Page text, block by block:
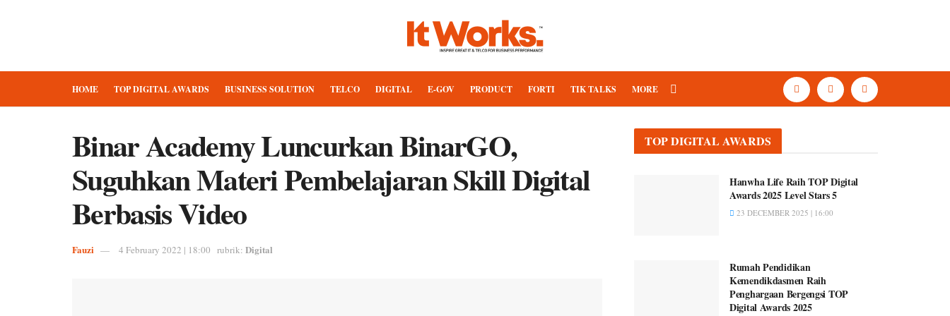
HOME TOP DIGITAL AWARDS BUSINESS SOLUTION TELCO DIGITAL E-GOV PRODUCT FORTI TIK TALKS MORE
Binar Academy Luncurkan BinarGO,
Suguhkan Materi Pembelajaran Skill Digital
Berbasis Video
Fauzi 4 February 2022 | 18:00 rubrik: Digital
TOP DIGITAL AWARDS
Hanwha Life Raih TOP Digital
Awards 2025 Level Stars 5
23 DECEMBER 2025 | 16:00
Rumah Pendidikan
Kemendikdasmen Raih
Penghargaan Bergengsi TOP
Digital Awards 2025